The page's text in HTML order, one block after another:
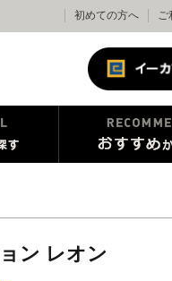
初めての方へ ご
ン レオン